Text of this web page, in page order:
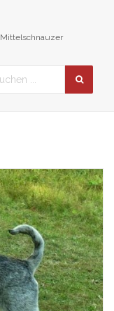
Mittelschnauzer